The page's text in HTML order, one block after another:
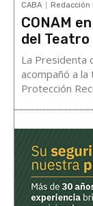
CABA Redacción
CONAM
del Teatro
La Presidenta
acompañó a
Protección